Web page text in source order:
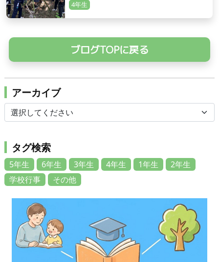
アーカイブ
タグ検索
5年生 6年生 3年生 4年生 1年生
2年生
学校行事
その他
4年生
ブログTOPに戻る